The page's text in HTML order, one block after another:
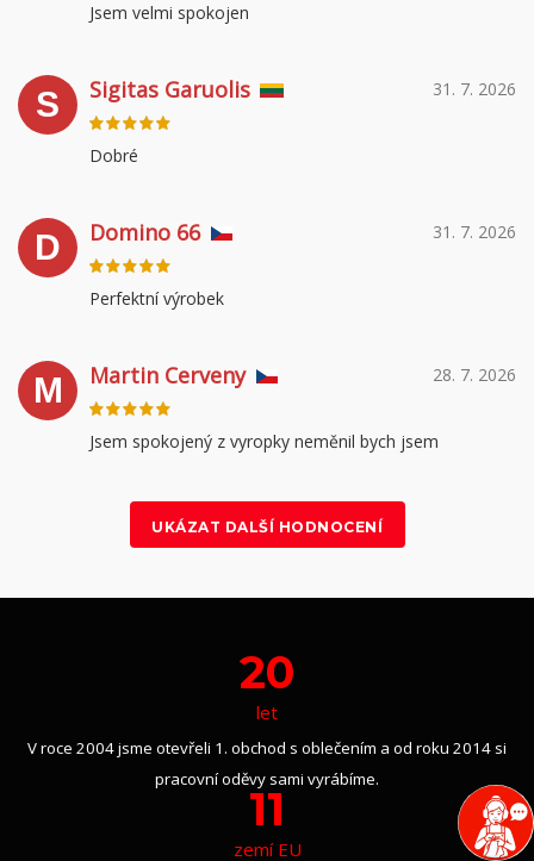
Jsem velmi spokojen
S 31. 7. 2026
Sigitas Garuolis
Dobré
D 31. 7. 2026
Domino 66
Perfektní výrobek
M 28. 7. 2026
Martin Cerveny
Jsem spokojený z vyropky neměnil bych jsem
UKÁZAT DALŠÍ HODNOCENÍ
20
let
V roce 2004 jsme otevřeli 1. obchod s oblečením a od roku 2014 si
pracovní oděvy sami vyrábíme.
11
zemí EU